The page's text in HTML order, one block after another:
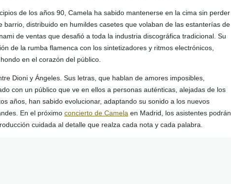
de los años 90, Camela ha sabido mantenerse en la cima sin perder
distribuido en humildes casetes que volaban de las estanterías de
de ventas que desafió a toda la industria discográfica tradicional. Su
de la rumba flamenca con los sintetizadores y ritmos electrónicos,
en el corazón del público.
Dioni y Ángeles. Sus letras, que hablan de amores imposibles,
con un público que ve en ellos a personas auténticas, alejadas de los
años, han sabido evolucionar, adaptando su sonido a los nuevos
En el próximo concierto de Camela en Madrid, los asistentes podrán
cuidada al detalle que realza cada nota y cada palabra.